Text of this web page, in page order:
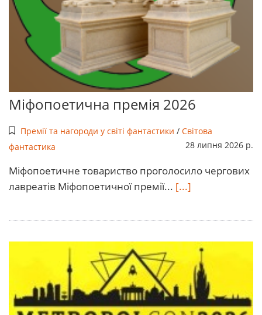
Міфопоетична премія 2026
Премії та нагороди у світі фантастики / Світова
фантастика
28 липня 2026 р.
Міфопоетичне товариство проголосило чергових
лавреатів Міфопоетичної премії... [...]